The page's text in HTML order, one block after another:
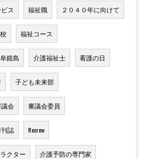
ス 福祉職 ２０４０年に向けて
福祉コース
鏡島 介護福祉士 看護の日
子ども未来部
会 審議会委員
誌 Recrew
クター 介護予防の専門家